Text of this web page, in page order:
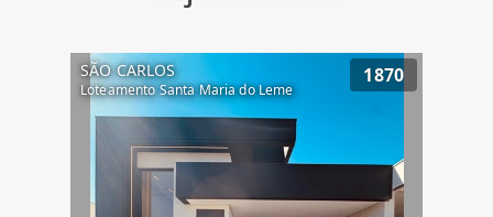
SÃO CARLOS
Loteamento Santa Maria do Leme
1870